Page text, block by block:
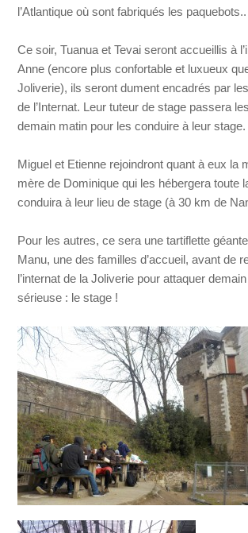
l’Atlantique où sont fabriqués les paquebots..
Ce soir, Tuanua et Tevai seront accueillis à
Anne (encore plus confortable et luxueux
Joliverie), ils seront dument encadrés par
de l’Internat. Leur tuteur de stage passera
demain matin pour les conduire à leur stage.
Miguel et Etienne rejoindront quant à eux la
mère de Dominique qui les hébergera toute
conduira à leur lieu de stage (à 30 km de
Pour les autres, ce sera une tartiflette
Manu, une des familles d’accueil, avant de
l’internat de la Joliverie pour attaquer
sérieuse : le stage !